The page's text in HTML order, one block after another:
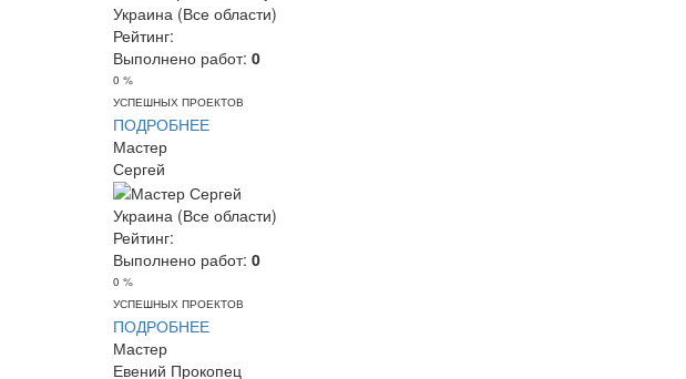
Украина (Все области)
Рейтинг:
Выполнено работ: 0
0 %
УСПЕШНЫХ ПРОЕКТОВ
ПОДРОБНЕЕ
Мастер
Сергей
Украина (Все области)
Рейтинг:
Выполнено работ: 0
0 %
УСПЕШНЫХ ПРОЕКТОВ
ПОДРОБНЕЕ
Мастер
Евений Прокопец